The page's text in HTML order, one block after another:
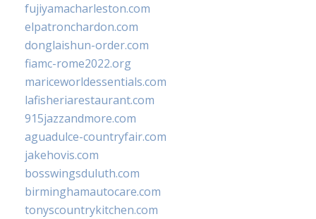
fujiyamacharleston.com
elpatronchardon.com
donglaishun-order.com
fiamc-rome2022.org
mariceworldessentials.com
lafisheriarestaurant.com
915jazzandmore.com
aguadulce-countryfair.com
jakehovis.com
bosswingsduluth.com
birminghamautocare.com
tonyscountrykitchen.com